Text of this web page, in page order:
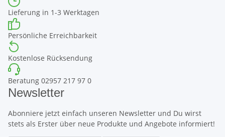
Lieferung in 1-3 Werktagen
Persönliche Erreichbarkeit
Kostenlose Rücksendung
Beratung 02957 217 97 0
Newsletter
Abonniere jetzt einfach unseren Newsletter und Du wirst
stets als Erster über neue Produkte und Angebote informiert!